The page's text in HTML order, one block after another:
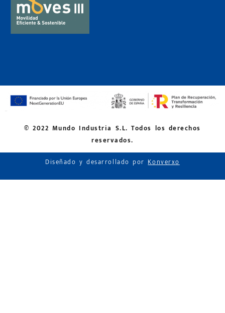
© 2022 Mundo Industria S.L. Todos los derechos
reservados.
Diseñado y desarrollado porKonverxo